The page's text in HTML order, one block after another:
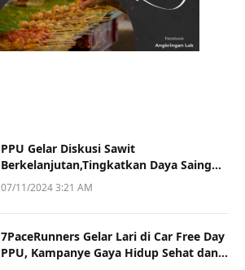
PPU Gelar Diskusi Sawit
Berkelanjutan,Tingkatkan Daya Saing
dan Kualitas
07/11/2024 3:21 AM
7PaceRunners Gelar Lari di Car Free Day
PPU, Kampanye Gaya Hidup Sehat dan